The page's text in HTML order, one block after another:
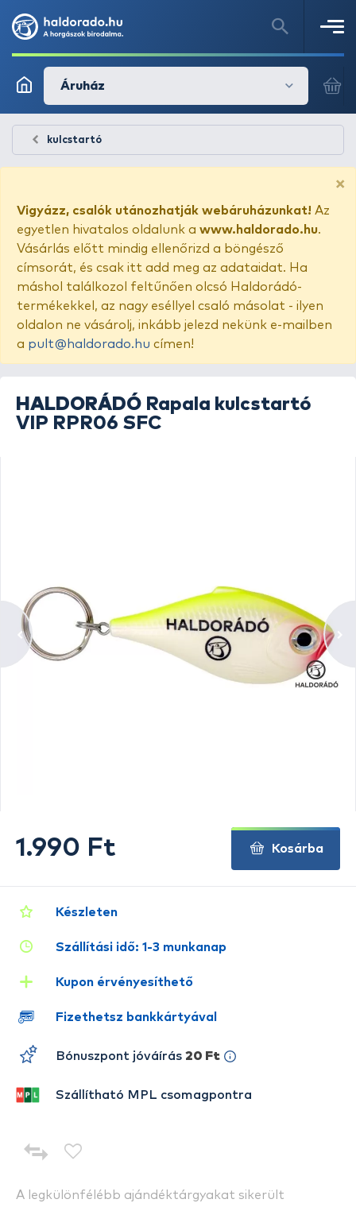
Áruház
kulcstartó
×
Vigyázz, csalók utánozhatják webáruházunkat! Az
egyetlen hivatalos oldalunk a www.haldorado.hu.
Vásárlás előtt mindig ellenőrizd a böngésző
címsorát, és csak itt add meg az adataidat. Ha
máshol találkozol feltűnően olcsó Haldorádó-
termékekkel, az nagy eséllyel csaló másolat - ilyen
oldalon ne vásárolj, inkább jelezd nekünk e-mailben
a pult@haldorado.hu címen!
HALDORÁDÓ Rapala kulcstartó
VIP RPR06 SFC
A legkülönfélébb ajándéktárgyakat sikerült
Készleten
Szállítási idő: 1-3 munkanap
Kupon érvényesíthető
Fizethetsz bankkártyával
Bónuszpont jóváírás 20 Ft
Szállítható MPL csomagpontra
1.990 Ft Kosárba